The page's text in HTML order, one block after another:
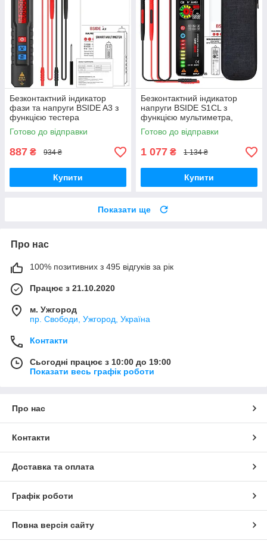
Безконтактний індикатор
фази та напруги BSIDE A3 з
функцією тестера
Готово до відправки
887 ₴ 934 ₴
Купити
Безконтактний індикатор
напруги BSIDE S1CL з
функцією мультиметра,
тестера, вимірювача напруги
Готово до відправки
1 077 ₴ 1 134 ₴
Купити
Показати ще
Про нас
100% позитивних з 495 відгуків за рік
Працює з 21.10.2020
м. Ужгород
пр. Свободи, Ужгород, Україна
Контакти
Сьогодні працює з 10:00 до 19:00
Показати весь графік роботи
Про нас
Контакти
Доставка та оплата
Графік роботи
Повна версія сайту